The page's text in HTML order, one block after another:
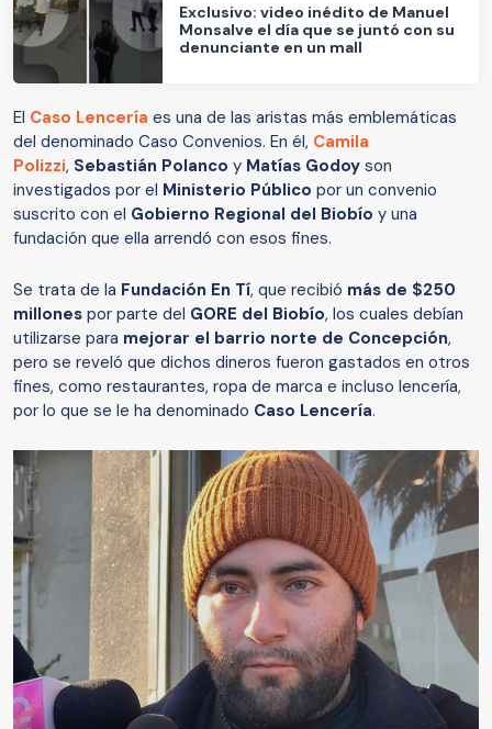
Exclusivo: video inédito de Manuel
Monsalve el día que se juntó con su
denunciante en un mall
El Caso Lencería es una de las aristas más emblemáticas
del denominado Caso Convenios. En él, Camila
Polizzi, Sebastián Polanco y Matías Godoy son
investigados por el Ministerio Público por un convenio
suscrito con el Gobierno Regional del Biobío y una
fundación que ella arrendó con esos fines.
Se trata de la Fundación En Tí, que recibió más de $250
millones por parte del GORE del Biobío, los cuales debían
utilizarse para mejorar el barrio norte de Concepción,
pero se reveló que dichos dineros fueron gastados en otros
fines, como restaurantes, ropa de marca e incluso lencería,
por lo que se le ha denominado Caso Lencería.